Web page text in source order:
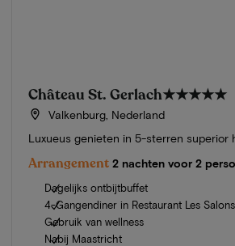
Château St. Gerlach★★★★★
Valkenburg, Nederland
Luxueus genieten in 5-sterren superior
Arrangement 2 nachten voor 2
Dagelijks ontbijtbuffet
4-Gangendiner in Restaurant Les
Gebruik van wellness
Nabij Maastricht